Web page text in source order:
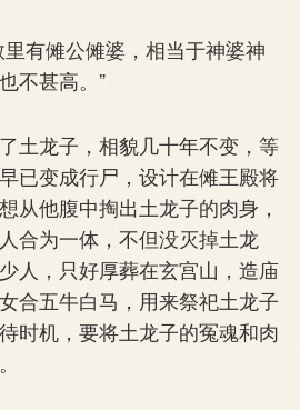
有傩公傩婆，相当于神婆神
不甚高。”
龙子，相貌几十年不变，等
已变成行尸，设计在傩王殿将
从他腹中掏出土龙子的肉身，
合为一体，不但没灭掉土龙
人，只好厚葬在玄宫山，造庙
合五牛白马，用来祭祀土龙子
时机，要将土龙子的冤魂和肉